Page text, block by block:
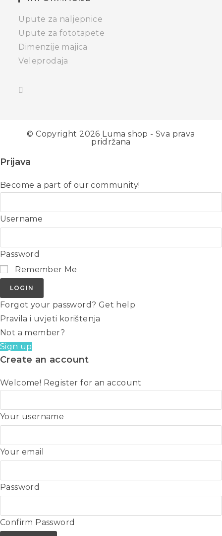
Upute za naljepnice
Upute za fototapete
Dimenzije majica
Veleprodaja
© Copyright 2026 Luma shop - Sva prava
pridržana
Prijava
Become a part of our community!
Username
Password
Remember Me
LOGIN
Forgot your password? Get help
Pravila i uvjeti korištenja
Not a member?
Sign up
Create an account
Welcome! Register for an account
Your username
Your email
Password
Confirm Password